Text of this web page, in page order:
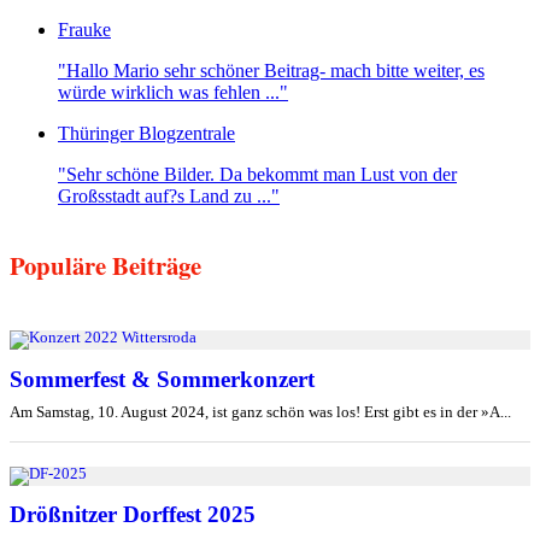
Frauke
"Hallo Mario sehr schöner Beitrag- mach bitte weiter, es
würde wirklich was fehlen ..."
Thüringer Blogzentrale
"Sehr schöne Bilder. Da bekommt man Lust von der
Großsstadt auf?s Land zu ..."
Populäre Beiträge
Sommerfest & Sommerkonzert
Am Samstag, 10. August 2024, ist ganz schön was los! Erst gibt es in der »A...
Drößnitzer Dorffest 2025